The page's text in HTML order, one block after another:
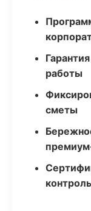
работы
сметы